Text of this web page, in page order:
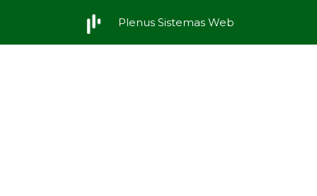
Plenus Sistemas Web